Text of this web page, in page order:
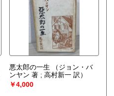
悪太郎の一生
（ジョン・バ
ンヤン 著 ; 高村新一 訳）
￥4,000